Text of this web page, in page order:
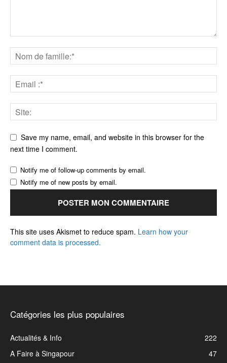
Save my name, email, and website in this browser for the
next time I comment.
Notify me of follow-up comments by email.
Notify me of new posts by email.
This site uses Akismet to reduce spam. Learn how your
comment data is processed.
Catégories les plus populaires
Actualités & Info
222
A Faire à Singapour
47